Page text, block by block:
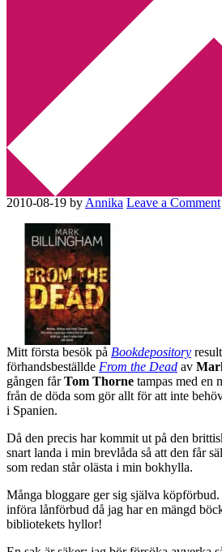
Utskriftscentralen
Min tv-blogg
You are here:Home /From the
Billingham
From the Dead av
Billingham
2010-08-19 by Annika Leave a Comment
Mitt första besök på Bookdepository
förhandsbeställde From the Dead av
gången fårTom Thorne tampas med en
från de döda som gör allt för att inte
i Spanien.
Då den precis har kommit ut på den
snart landa i min brevlåda så att den får
som redan står olästa i min bokhylla.
Många bloggare ger sig själva
införa lånförbud då jag har en mängd
bibliotekets hyllor!